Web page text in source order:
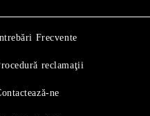
Frecvente
reclamaţii
ne